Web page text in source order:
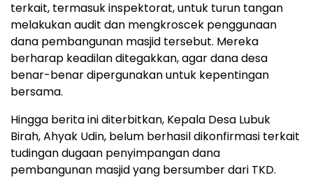
terkait, termasuk inspektorat, untuk turun tangan
melakukan audit dan mengkroscek penggunaan
dana pembangunan masjid tersebut. Mereka
berharap keadilan ditegakkan, agar dana desa
benar-benar dipergunakan untuk kepentingan
bersama.
Hingga berita ini diterbitkan, Kepala Desa Lubuk
Birah, Ahyak Udin, belum berhasil dikonfirmasi terkait
tudingan dugaan penyimpangan dana
pembangunan masjid yang bersumber dari TKD.